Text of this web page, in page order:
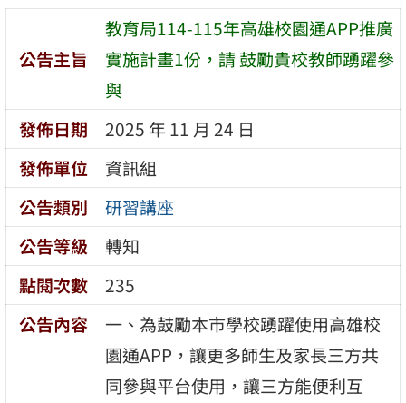
公告主旨
教育局114-115年高雄校園通APP推廣
實施計畫1份，請 鼓勵貴校教師踴躍參
與
發佈日期
2025 年 11 月 24 日
發佈單位
資訊組
公告類別
研習講座
公告等級
轉知
點閱次數
235
公告內容
一、為鼓勵本市學校踴躍使用高雄校
園通APP，讓更多師生及家長三方共
同參與平台使用，讓三方能便利互